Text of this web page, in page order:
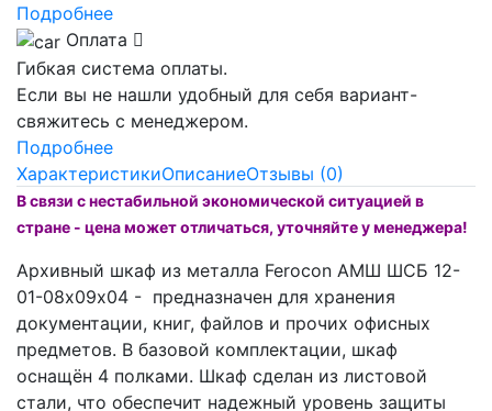
Подробнее
Оплата
Гибкая система оплаты.
Если вы не нашли удобный для себя вариант-
свяжитесь с менеджером.
Подробнее
ХарактеристикиОписаниеОтзывы (0)
В связи с нестабильной экономической ситуацией в
стране - цена может отличаться, уточняйте у менеджера!
Архивный шкаф из металла Ferocon АМШ ШСБ 12-
01-08х09х04 - предназначен для хранения
документации, книг, файлов и прочих офисных
предметов. В базовой комплектации, шкаф
оснащён 4 полками. Шкаф сделан из листовой
стали, что обеспечит надежный уровень защиты